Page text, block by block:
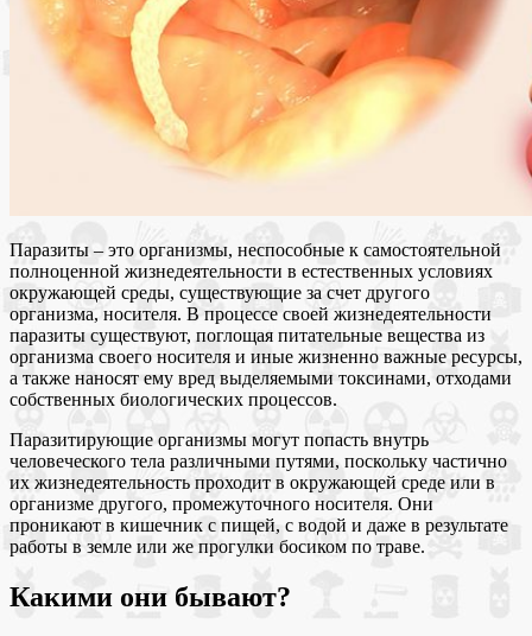
Паразиты – это организмы, неспособные к самостоятельной
полноценной жизнедеятельности в естественных условиях
окружающей среды, существующие за счет другого
организма, носителя. В процессе своей жизнедеятельности
паразиты существуют, поглощая питательные вещества из
организма своего носителя и иные жизненно важные ресурсы,
а также наносят ему вред выделяемыми токсинами, отходами
собственных биологических процессов.
Паразитирующие организмы могут попасть внутрь
человеческого тела различными путями, поскольку частично
их жизнедеятельность проходит в окружающей среде или в
организме другого, промежуточного носителя. Они
проникают в кишечник с пищей, с водой и даже в результате
работы в земле или же прогулки босиком по траве.
Какими они бывают?